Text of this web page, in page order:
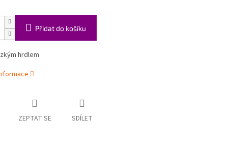
Přidat do košíku
hrdlem
ZEPTAT SE SDÍLET